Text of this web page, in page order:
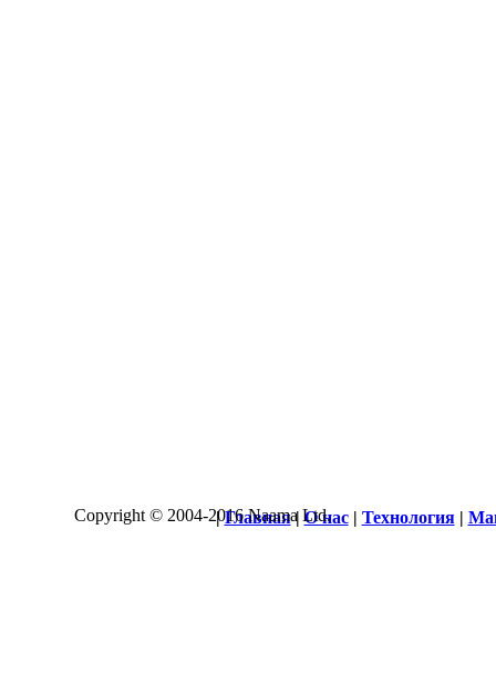
|Главная|О нас| Технология|
Copyright © 2004-2016 Naama Ltd.